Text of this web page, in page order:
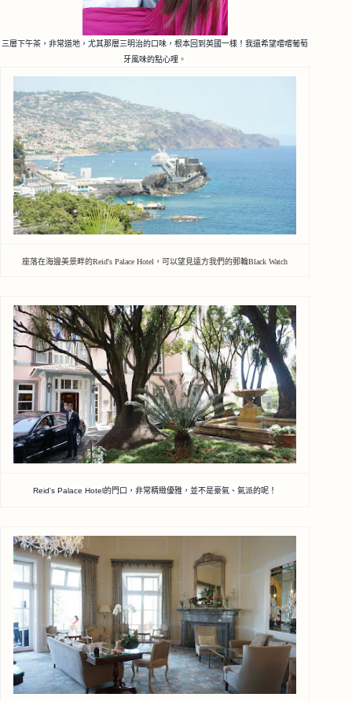
三層下午茶，非常道地，尤其那層三明治的口味，根本回到英國一樣！我還希望嚐嚐葡萄
牙風味的點心哩。
座落在海邊美景畔的Reid's Palace Hotel，可以望見遠方我們的郵輪Black Watch
Reid's Palace Hotel的門口，非常精緻優雅，並不是豪氣、氣派的呢 ！